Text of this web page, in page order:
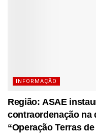
INFORMAÇÃO
Região: ASAE
contraordenação na
“Operação Terras